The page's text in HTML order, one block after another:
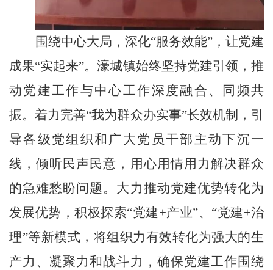
围绕中心大局，深化“服务效能”，让党建
成果“实起来”。濠城镇始终坚持党建引领，推
动党建工作与中心工作深度融合、同频共
振。着力完善“我为群众办实事”长效机制，引
导各级党组织和广大党员干部主动下沉一
线，倾听民声民意，用心用情用力解决群众
的急难愁盼问题。大力推动党建优势转化为
发展优势，积极探索“党建+产业”、 “党建+治
理”等新模式，将组织力有效转化为强大的生
产力、凝聚力和战斗力，确保党建工作围绕